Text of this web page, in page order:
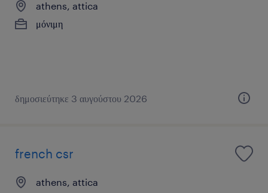
athens, attica
μόνιμη
δημοσιεύτηκε 3 αυγούστου 2026
french csr
athens, attica